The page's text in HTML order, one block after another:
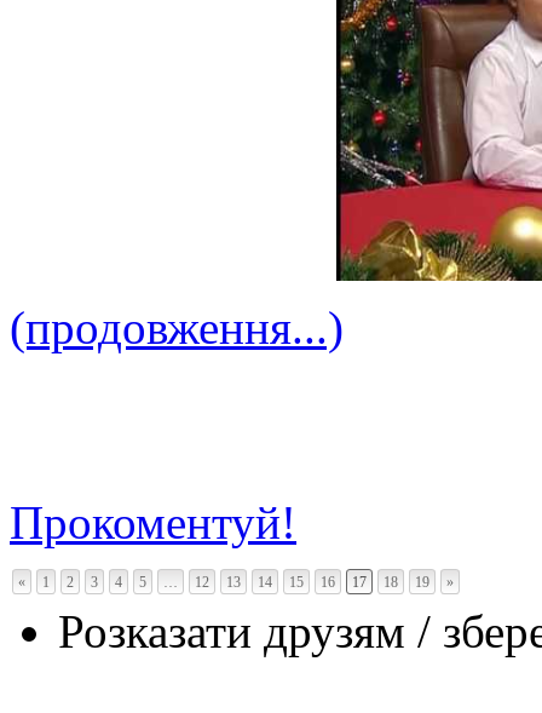
(продовження...)
Прокоментуй!
« 1 2 3 4 5 … 12 13 14 15 16 17 18 19 »
Розказати друзям /